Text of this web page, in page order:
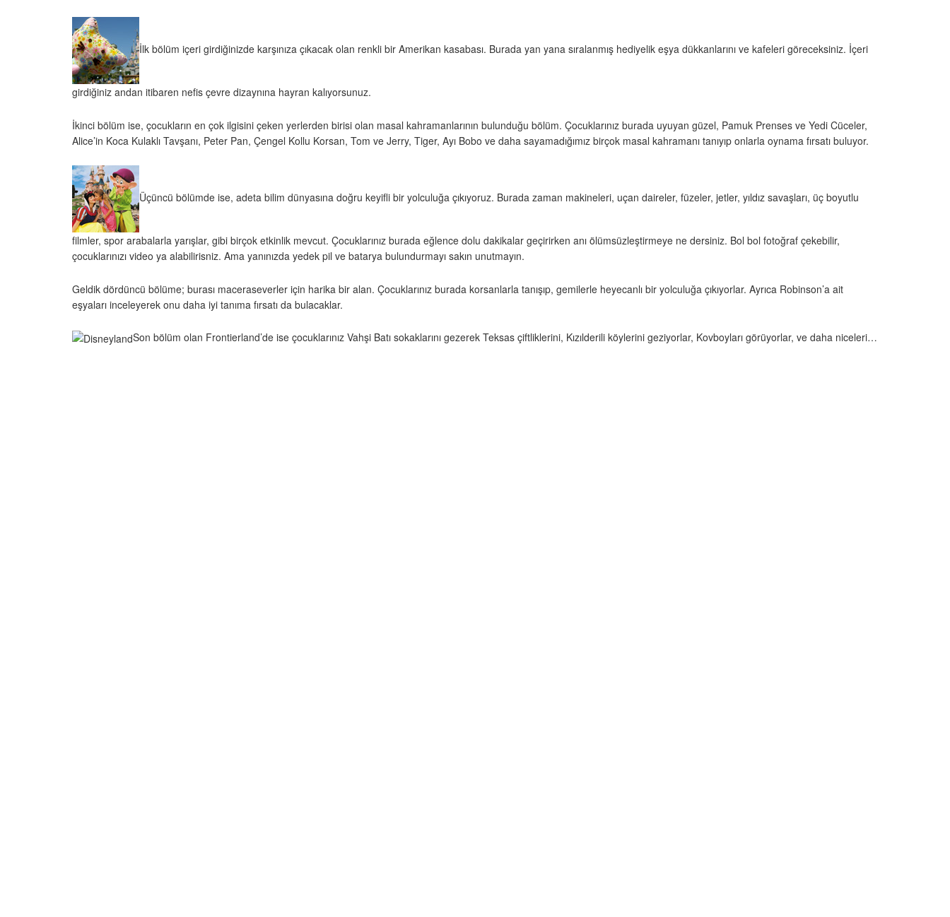
İlk bölüm içeri girdiğinizde karşınıza çıkacak olan renkli bir Amerikan kasabası. Burada yan yana sıralanmış hediyelik eşya dükkanlarını ve kafeleri göreceksiniz. İçeri
girdiğiniz andan itibaren nefis çevre dizaynına hayran kalıyorsunuz.
İkinci bölüm ise, çocukların en çok ilgisini çeken yerlerden birisi olan masal kahramanlarının bulunduğu bölüm. Çocuklarınız burada uyuyan güzel, Pamuk Prenses ve Yedi Cüceler,
Alice’in Koca Kulaklı Tavşanı, Peter Pan, Çengel Kollu Korsan, Tom ve Jerry, Tiger, Ayı Bobo ve daha sayamadığımız birçok masal kahramanı tanıyıp onlarla oynama fırsatı buluyor.
Üçüncü bölümde ise, adeta bilim dünyasına doğru keyifli bir yolculuğa çıkıyoruz. Burada zaman makineleri, uçan daireler, füzeler, jetler, yıldız savaşları, üç boyutlu
filmler, spor arabalarla yarışlar, gibi birçok etkinlik mevcut. Çocuklarınız burada eğlence dolu dakikalar geçirirken anı ölümsüzleştirmeye ne dersiniz. Bol bol fotoğraf çekebilir,
çocuklarınızı video ya alabilirisniz. Ama yanınızda yedek pil ve batarya bulundurmayı sakın unutmayın.
Geldik dördüncü bölüme; burası maceraseverler için harika bir alan. Çocuklarınız burada korsanlarla tanışıp, gemilerle heyecanlı bir yolculuğa çıkıyorlar. Ayrıca Robinson’a ait
eşyaları inceleyerek onu daha iyi tanıma fırsatı da bulacaklar.
Son bölüm olan Frontierland’de ise çocuklarınız Vahşi Batı sokaklarını gezerek Teksas çiftliklerini, Kızılderili köylerini geziyorlar, Kovboyları görüyorlar, ve daha niceleri…